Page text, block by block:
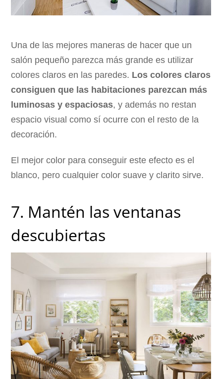
Una de las mejores maneras de hacer que un
salón pequeño parezca más grande es utilizar
colores claros en las paredes. Los colores claros
consiguen que las habitaciones parezcan más
luminosas y espaciosas, y además no restan
espacio visual como sí ocurre con el resto de la
decoración.
El mejor color para conseguir este efecto es el
blanco, pero cualquier color suave y clarito sirve.
7. Mantén las ventanas
descubiertas